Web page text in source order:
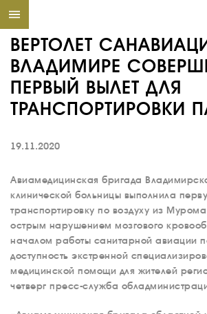
ВЕРТОЛЕТ
ВЛАДИМИРЕ
ПЕРВЫЙ ВЫЛЕТ ДЛЯ
ТРАНСПОРТИРОВКИ
19.11.2020
Авиамедицинская бригада
клинической больницы выполнила
транспортировку по воздуху из
острым нарушением мозгового
началом работы санитарной авиации
доступность экстренной
медицинской помощи для жителей
четверг пресс-служба